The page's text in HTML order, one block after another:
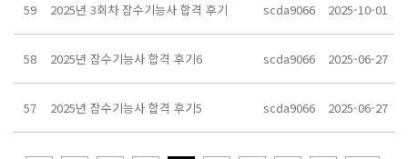
59 2025년 3회차 잠수기능사 합격 후기 scda9066 2025-10-01
58 2025년 잠수기능사 합격 후기6 scda9066 2025-06-27
57 2025년 잠수기능사 합격 후기5 scda9066 2025-06-27